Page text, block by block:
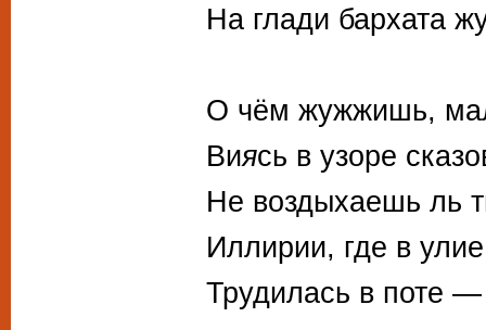
На глади бархата
О чём жужжишь,
Виясь в узоре
Не воздыхаешь ль
Иллирии, где в
Трудилась в поте